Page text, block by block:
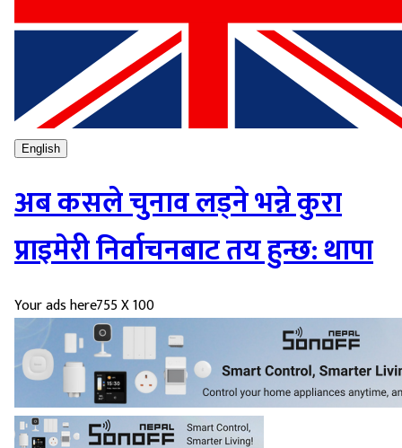
English
अब कसले चुनाव लड्ने भन्ने कुरा
प्राइमेरी निर्वाचनबाट तय हुन्छ: थापा
Your ads here755 X 100